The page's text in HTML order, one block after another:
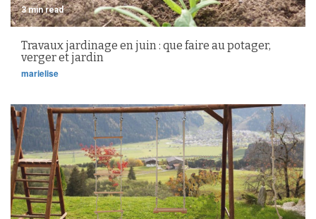
3 min read
Travaux jardinage en juin : que faire au potager,
verger et jardin
marielise